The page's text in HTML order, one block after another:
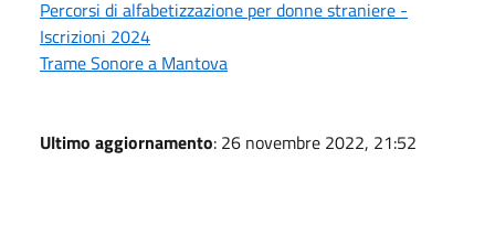
Percorsi di alfabetizzazione per donne straniere -
Iscrizioni 2024
Trame Sonore a Mantova
Ultimo aggiornamento: 26 novembre 2022, 21:52